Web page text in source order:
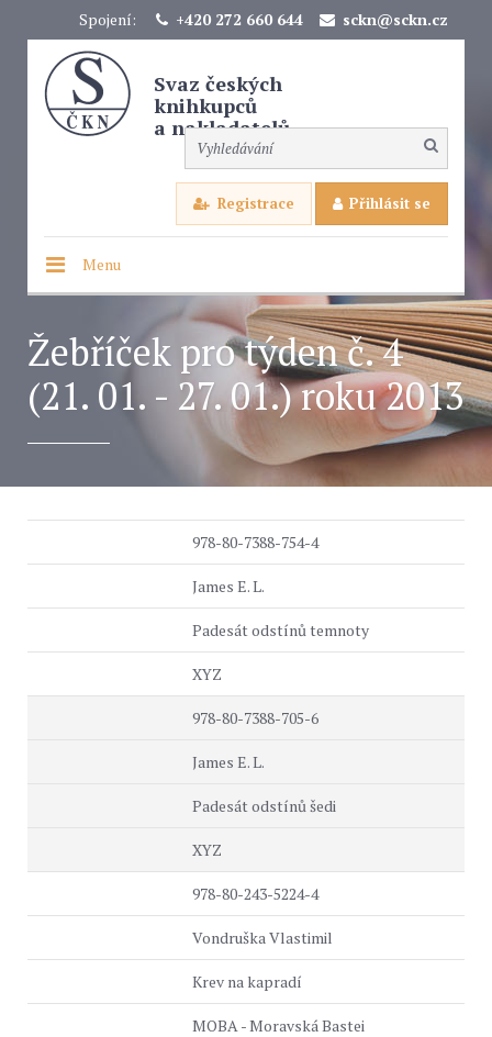
Spojení: +420 272 660 644 sckn@sckn.cz
Svaz českých
knihkupců
a nakladatelů
Registrace Přihlásit se
Menu
Žebříček pro týden č. 4
(21. 01. - 27. 01.) roku 2013
978-80-7388-754-4
James E. L.
Padesát odstínů temnoty
XYZ
978-80-7388-705-6
James E. L.
Padesát odstínů šedi
XYZ
978-80-243-5224-4
Vondruška Vlastimil
Krev na kapradí
MOBA - Moravská Bastei